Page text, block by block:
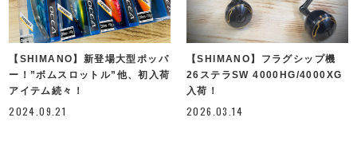
【SHIMANO】新登場大型ポッパ
ー！”ボムスロットル”他、初入荷
アイテム続々！
2024.09.21
【SHIMANO】フラグシップ機
26ステラSW 4000HG/4000XG
入荷！
2026.03.14